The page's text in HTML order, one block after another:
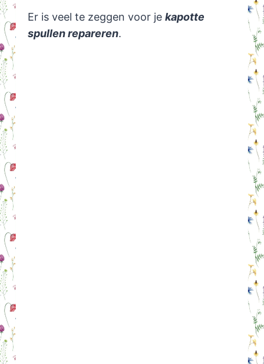
Er is veel te zeggen voor je kapotte
spullen repareren.